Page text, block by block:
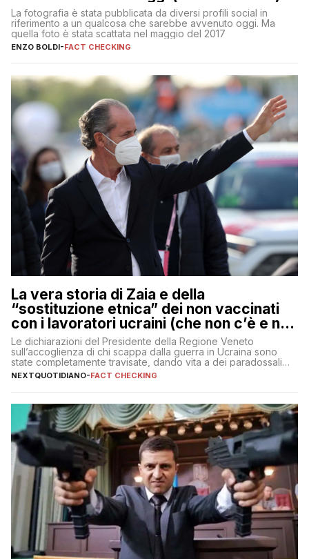
La fotografia è stata pubblicata da diversi profili social in
riferimento a un qualcosa che sarebbe avvenuto oggi. Ma
quella foto è stata scattata nel maggio del 2017
ENZO BOLDI-FACT CHECKING
La vera storia di Zaia e della
“sostituzione etnica” dei non vaccinati
con i lavoratori ucraini (che non c’è e non
ci sarà)
Le dichiarazioni del Presidente della Regione Veneto
sull’accoglienza di chi scappa dalla guerra in Ucraina sono
state completamente travisate, dando vita a dei paradossali
falsi che girano sui social
NEXTQUOTIDIANO-FACT CHECKING